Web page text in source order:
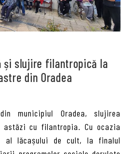
și slujire filantropică la
din Oradea
municipiul Oradea, slujirea
cu filantropia. Cu ocazia
al lăcașului de cult, la finalul